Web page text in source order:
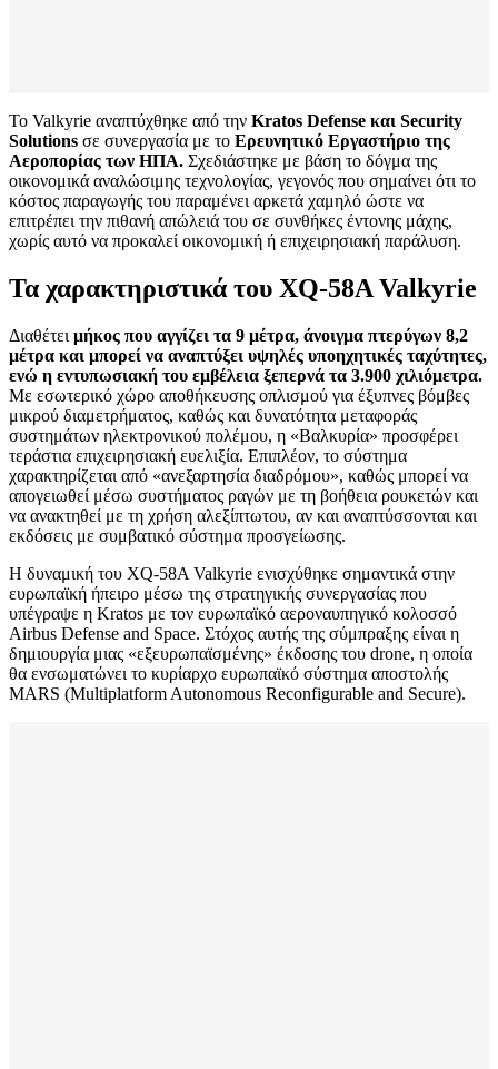
Το Valkyrie αναπτύχθηκε από την Kratos Defense και Security
Solutions σε συνεργασία με το Ερευνητικό Εργαστήριο της
Αεροπορίας των ΗΠΑ. Σχεδιάστηκε με βάση το δόγμα της
οικονομικά αναλώσιμης τεχνολογίας, γεγονός που σημαίνει ότι το
κόστος παραγωγής του παραμένει αρκετά χαμηλό ώστε να
επιτρέπει την πιθανή απώλειά του σε συνθήκες έντονης μάχης,
χωρίς αυτό να προκαλεί οικονομική ή επιχειρησιακή παράλυση.
Τα χαρακτηριστικά του XQ-58A Valkyrie
Διαθέτει μήκος που αγγίζει τα 9 μέτρα, άνοιγμα πτερύγων 8,2
μέτρα και μπορεί να αναπτύξει υψηλές υποηχητικές ταχύτητες,
ενώ η εντυπωσιακή του εμβέλεια ξεπερνά τα 3.900 χιλιόμετρα.
Με εσωτερικό χώρο αποθήκευσης οπλισμού για έξυπνες βόμβες
μικρού διαμετρήματος, καθώς και δυνατότητα μεταφοράς
συστημάτων ηλεκτρονικού πολέμου, η «Βαλκυρία» προσφέρει
τεράστια επιχειρησιακή ευελιξία. Επιπλέον, το σύστημα
χαρακτηρίζεται από «ανεξαρτησία διαδρόμου», καθώς μπορεί να
απογειωθεί μέσω συστήματος ραγών με τη βοήθεια ρουκετών και
να ανακτηθεί με τη χρήση αλεξίπτωτου, αν και αναπτύσσονται και
εκδόσεις με συμβατικό σύστημα προσγείωσης.
Η δυναμική του XQ-58A Valkyrie ενισχύθηκε σημαντικά στην
ευρωπαϊκή ήπειρο μέσω της στρατηγικής συνεργασίας που
υπέγραψε η Kratos με τον ευρωπαϊκό αεροναυπηγικό κολοσσό
Airbus Defense and Space. Στόχος αυτής της σύμπραξης είναι η
δημιουργία μιας «εξευρωπαϊσμένης» έκδοσης του drone, η οποία
θα ενσωματώνει το κυρίαρχο ευρωπαϊκό σύστημα αποστολής
MARS (Multiplatform Autonomous Reconfigurable and Secure).